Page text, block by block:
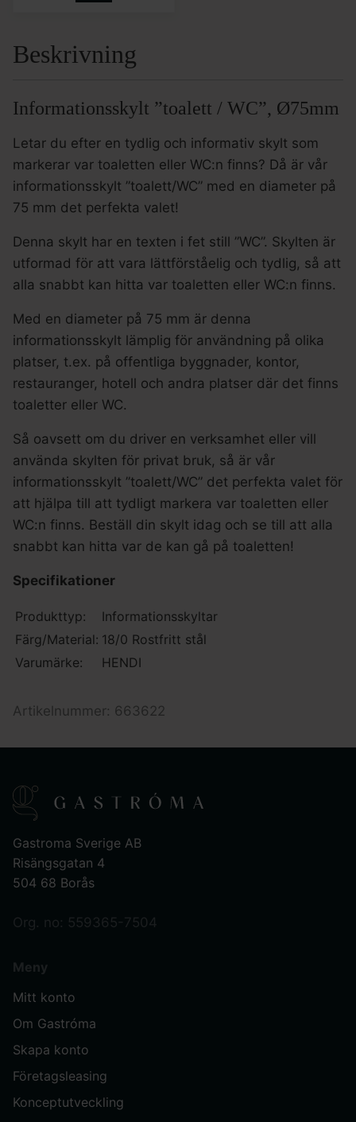
Beskrivning
Informationsskylt ”toalett / WC”, Ø75mm
Letar du efter en tydlig och informativ skylt som
markerar var toaletten eller WC:n finns? Då är vår
informationsskylt ”toalett/WC” med en diameter på
75 mm det perfekta valet!
Denna skylt har en texten i fet still ”WC”. Skylten är
utformad för att vara lättförståelig och tydlig, så att
alla snabbt kan hitta var toaletten eller WC:n finns.
Med en diameter på 75 mm är denna
informationsskylt lämplig för användning på olika
platser, t.ex. på offentliga byggnader, kontor,
restauranger, hotell och andra platser där det finns
toaletter eller WC.
Så oavsett om du driver en verksamhet eller vill
använda skylten för privat bruk, så är vår
informationsskylt ”toalett/WC” det perfekta valet för
att hjälpa till att tydligt markera var toaletten eller
WC:n finns. Beställ din skylt idag och se till att alla
snabbt kan hitta var de kan gå på toaletten!
Specifikationer
Produkttyp:
Informationsskyltar
Färg/Material: 18/0 Rostfritt stål
Varumärke:
HENDI
Artikelnummer: 663622
Gastroma Sverige AB
Risängsgatan 4
504 68 Borås
Org. no: 559365-7504
Meny
Mitt konto
Om Gastróma
Skapa konto
Företagsleasing
Konceptutveckling